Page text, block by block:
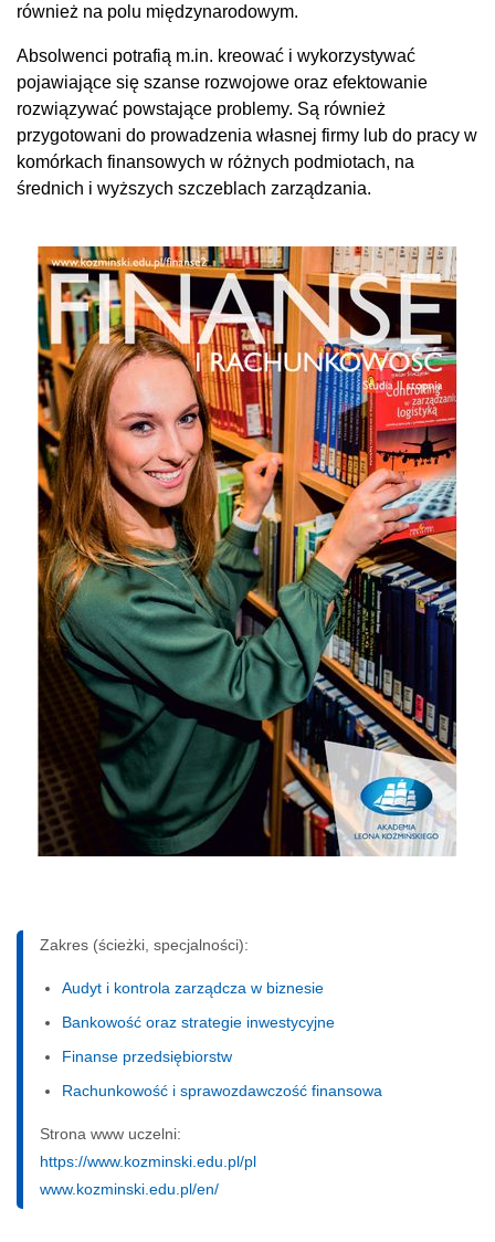
również na polu międzynarodowym.
Absolwenci potrafią m.in. kreować i wykorzystywać
pojawiające się szanse rozwojowe oraz efektowanie
rozwiązywać powstające problemy. Są również
przygotowani do prowadzenia własnej firmy lub do pracy w
komórkach finansowych w różnych podmiotach, na
średnich i wyższych szczeblach zarządzania.
Zakres (ścieżki, specjalności):
Audyt i kontrola zarządcza w biznesie
Bankowość oraz strategie inwestycyjne
Finanse przedsiębiorstw
Rachunkowość i sprawozdawczość finansowa
Strona www uczelni:
https://www.kozminski.edu.pl/pl
www.kozminski.edu.pl/en/